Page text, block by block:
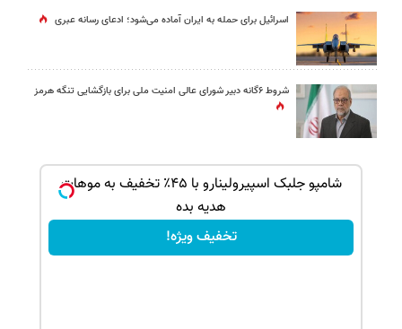
اسرائیل برای حمله به ایران آماده می‌شود؛ ادعای رسانه عبری
شروط ۶گانه دبیر شورای عالی امنیت ملی برای بازگشایی تنگه هرمز
شامپو جلبک اسپیرولینارو با ۴۵٪ تخفیف به موهات
هدیه بده
تخفیف ویژه!